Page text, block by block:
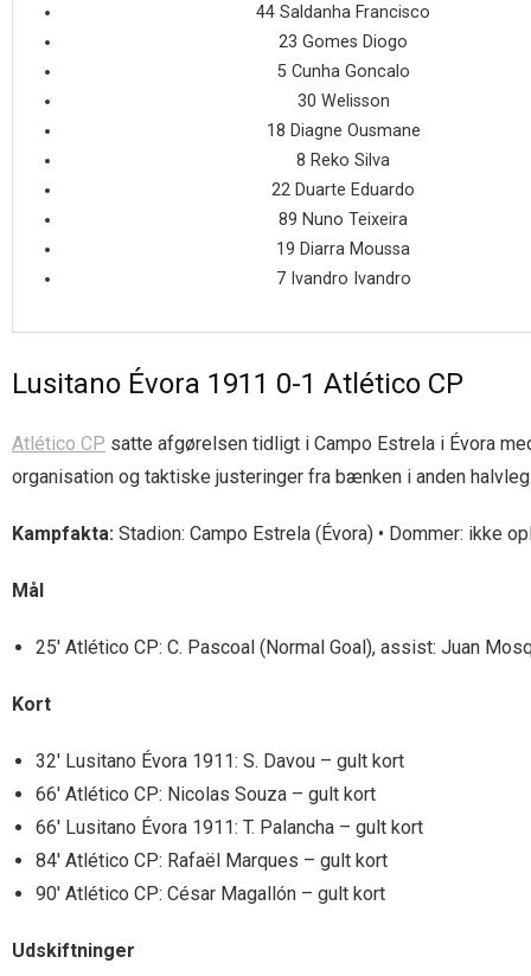
44 Saldanha Francisco
23 Gomes Diogo
5 Cunha Goncalo
30 Welisson
18 Diagne Ousmane
8 Reko Silva
22 Duarte Eduardo
89 Nuno Teixeira
19 Diarra Moussa
7 Ivandro Ivandro
Lusitano Évora 1911 0-1 Atlético CP
Atlético CP satte afgørelsen tidligt i Campo Estrela i Évora
organisation og taktiske justeringer fra bænken i anden
Kampfakta: Stadion: Campo Estrela (Évora) • Dommer: ikke
Mål
25′ Atlético CP: C. Pascoal (Normal Goal), assist: Juan
Kort
32′ Lusitano Évora 1911: S. Davou – gult kort
66′ Atlético CP: Nicolas Souza – gult kort
66′ Lusitano Évora 1911: T. Palancha – gult kort
84′ Atlético CP: Rafaël Marques – gult kort
90′ Atlético CP: César Magallón – gult kort
Udskiftninger